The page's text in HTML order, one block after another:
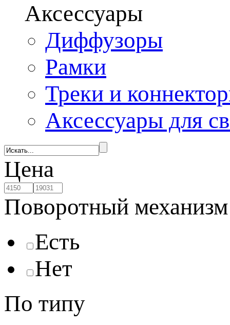
Аксессуары
Диффузоры
Рамки
Треки и
Аксессуары для
Цена
Поворотный механизм
Есть
Нет
По типу